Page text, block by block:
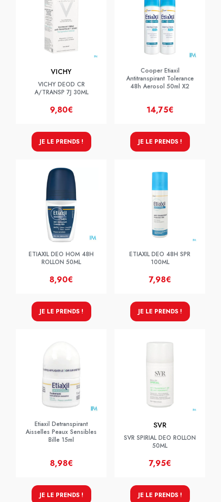
VICHY
VICHY DEOD CR
A/TRANSP 7J 30ML
9,80€
JE LE PRENDS !
Cooper Etiaxil
Antitranspirant Tolerance
48h Aerosol 50ml X2
14,75€
JE LE PRENDS !
ETIAXIL DEO HOM 48H
ROLLON 50ML
8,90€
JE LE PRENDS !
ETIAXIL DEO 48H SPR
100ML
7,98€
JE LE PRENDS !
Etiaxil Detranspirant
Aisselles Peaux Sensibles
Bille 15ml
8,98€
JE LE PRENDS !
SVR
SVR SPIRIAL DEO ROLLON
50ML
7,95€
JE LE PRENDS !